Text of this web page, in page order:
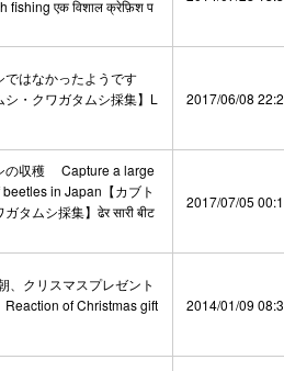
fishing एक विशाल क्रेफ़िश प
ではなかったようです
シ・クワガタムシ採集】L
2017/06/08
の収穫 Capture a large
in Japan【カブト
タムシ採集】ढेर सारी बीट
2017/07/05
、クリスマスプレゼント
of Christmas gift
2014/01/09